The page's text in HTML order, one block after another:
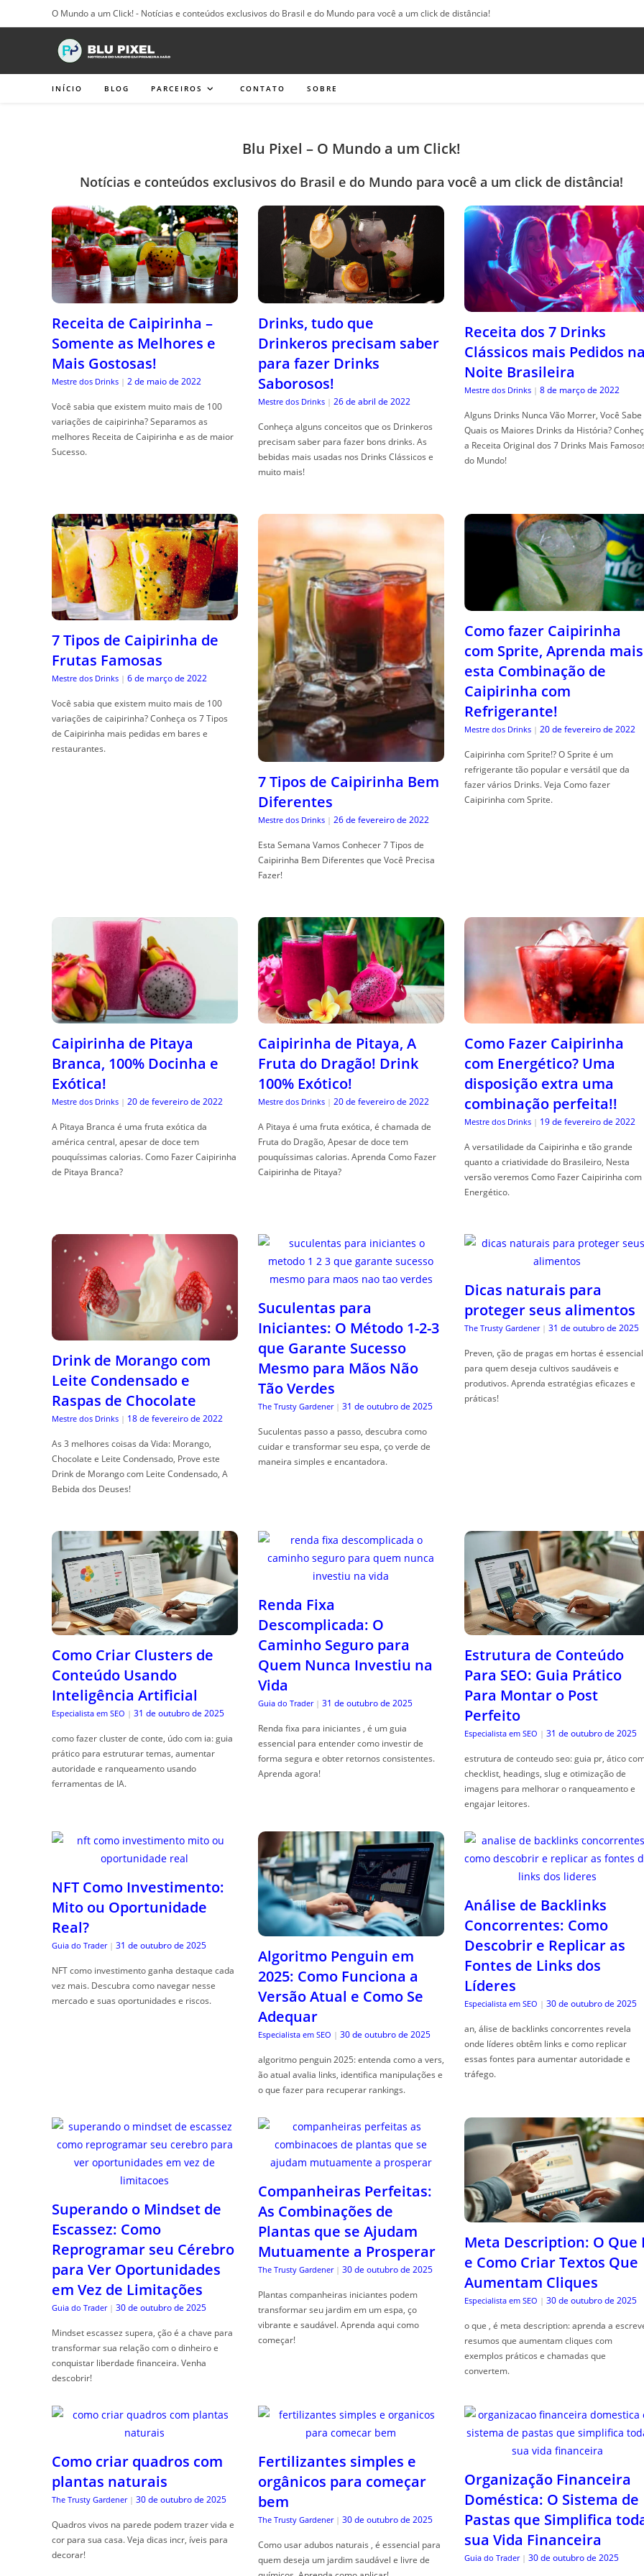
para
O Mundo a um Click! - Notícias e conteúdos exclusivos do Brasil e do Mundo para você a um click de distância!
INÍCIO BLOG PARCEIROS CONTATO SOBRE
Blu Pixel – O Mundo a um Click!
Notícias e conteúdos exclusivos do Brasil e do Mundo para você a um click de distância!
Receita de Caipirinha –
Somente as Melhores e
Mais Gostosas!
Mestre dos Drinks | 2 de maio de 2022
Você sabia que existem muito mais de 100
variações de caipirinha? Separamos as
melhores Receita de Caipirinha e as de maior
Sucesso.
Drinks, tudo que
Drinkeros precisam saber
para fazer Drinks
Saborosos!
Mestre dos Drinks | 26 de abril de 2022
Conheça alguns conceitos que os Drinkeros
precisam saber para fazer bons drinks. As
bebidas mais usadas nos Drinks Clássicos e
muito mais!
Receita dos 7 Drinks
Clássicos mais Pedidos
Noite Brasileira
Mestre dos Drinks | 8 de março de 2022
Alguns Drinks Nunca Vão Morrer, Você Sabe
Quais os Maiores Drinks da História?
a Receita Original dos 7 Drinks Mais
do Mundo!
7 Tipos de Caipirinha de
Frutas Famosas
Mestre dos Drinks | 6 de março de 2022
Você sabia que existem muito mais de 100
variações de caipirinha? Conheça os 7 Tipos
de Caipirinha mais pedidas em bares e
restaurantes.
7 Tipos de Caipirinha Bem
Diferentes
Mestre dos Drinks | 26 de fevereiro de 2022
Esta Semana Vamos Conhecer 7 Tipos de
Caipirinha Bem Diferentes que Você Precisa
Fazer!
Como fazer Caipirinha
com Sprite, Aprenda mais
esta Combinação de
Caipirinha com
Refrigerante!
Mestre dos Drinks | 20 de fevereiro de 2022
Caipirinha com Sprite!? O Sprite é um
refrigerante tão popular e versátil que da
fazer vários Drinks. Veja Como fazer
Caipirinha com Sprite.
Caipirinha de Pitaya
Branca, 100% Docinha e
Exótica!
Mestre dos Drinks | 20 de fevereiro de 2022
A Pitaya Branca é uma fruta exótica da
américa central, apesar de doce tem
pouquíssimas calorias. Como Fazer Caipirinha
de Pitaya Branca?
Caipirinha de Pitaya, A
Fruta do Dragão! Drink
100% Exótico!
Mestre dos Drinks | 20 de fevereiro de 2022
A Pitaya é uma fruta exótica, é chamada de
Fruta do Dragão, Apesar de doce tem
pouquíssimas calorias. Aprenda Como Fazer
Caipirinha de Pitaya?
Como Fazer Caipirinha
com Energético? Uma
disposição extra uma
combinação perfeita!!
Mestre dos Drinks | 19 de fevereiro de 2022
A versatilidade da Caipirinha e tão grande
quanto a criatividade do Brasileiro, Nesta
versão veremos Como Fazer Caipirinha com
Energético.
Drink de Morango com
Leite Condensado e
Raspas de Chocolate
Mestre dos Drinks | 18 de fevereiro de 2022
As 3 melhores coisas da Vida: Morango,
Chocolate e Leite Condensado, Prove este
Drink de Morango com Leite Condensado, A
Bebida dos Deuses!
Suculentas para
Iniciantes: O Método 1-2-3
que Garante Sucesso
Mesmo para Mãos Não
Tão Verdes
The Trusty Gardener | 31 de outubro de 2025
Suculentas passo a passo, descubra como
cuidar e transformar seu espa, ço verde de
maneira simples e encantadora.
Dicas naturais para
proteger seus alimentos
The Trusty Gardener | 31 de outubro de 2025
Preven, ção de pragas em hortas é essencial
para quem deseja cultivos saudáveis e
produtivos. Aprenda estratégias eficazes e
práticas!
Como Criar Clusters de
Conteúdo Usando
Inteligência Artificial
Especialista em SEO | 31 de outubro de 2025
como fazer cluster de conte, údo com ia: guia
prático para estruturar temas, aumentar
autoridade e ranqueamento usando
ferramentas de IA.
Renda Fixa
Descomplicada: O
Caminho Seguro para
Quem Nunca Investiu na
Vida
Guia do Trader | 31 de outubro de 2025
Renda fixa para iniciantes , é um guia
essencial para entender como investir de
forma segura e obter retornos consistentes.
Aprenda agora!
Estrutura de Conteúdo
Para SEO: Guia Prático
Para Montar o Post
Perfeito
Especialista em SEO | 31 de outubro de 2025
estrutura de conteudo seo: guia pr, ático
checklist, headings, slug e otimização de
imagens para melhorar o ranqueamento e
engajar leitores.
NFT Como Investimento:
Mito ou Oportunidade
Real?
Guia do Trader | 31 de outubro de 2025
NFT como investimento ganha destaque cada
vez mais. Descubra como navegar nesse
mercado e suas oportunidades e riscos.
Algoritmo Penguin em
2025: Como Funciona a
Versão Atual e Como Se
Adequar
Especialista em SEO | 30 de outubro de 2025
algoritmo penguin 2025: entenda como a vers,
ão atual avalia links, identifica manipulações e
o que fazer para recuperar rankings.
Análise de Backlinks
Concorrentes: Como
Descobrir e Replicar as
Fontes de Links dos
Líderes
Especialista em SEO | 30 de outubro de 2025
an, álise de backlinks concorrentes revela
onde líderes obtêm links e como replicar
essas fontes para aumentar autoridade e
tráfego.
Superando o Mindset de
Escassez: Como
Reprogramar seu Cérebro
para Ver Oportunidades
em Vez de Limitações
Guia do Trader | 30 de outubro de 2025
Mindset escassez supera, ção é a chave para
transformar sua relação com o dinheiro e
conquistar liberdade financeira. Venha
descobrir!
Companheiras Perfeitas:
As Combinações de
Plantas que se Ajudam
Mutuamente a Prosperar
The Trusty Gardener | 30 de outubro de 2025
Plantas companheiras iniciantes podem
transformar seu jardim em um espa, ço
vibrante e saudável. Aprenda aqui como
começar!
Meta Description: O Que
e Como Criar Textos Que
Aumentam Cliques
Especialista em SEO | 30 de outubro de 2025
o que , é meta description: aprenda a
resumos que aumentam cliques com
exemplos práticos e chamadas que
convertem.
Como criar quadros com
plantas naturais
The Trusty Gardener | 30 de outubro de 2025
Quadros vivos na parede podem trazer vida e
cor para sua casa. Veja dicas incr, íveis para
decorar!
Fertilizantes simples e
orgânicos para começar
bem
The Trusty Gardener | 30 de outubro de 2025
Como usar adubos naturais , é essencial para
quem deseja um jardim saudável e livre de
Organização Financeira
Doméstica: O Sistema de
Pastas que Simplifica
sua Vida Financeira
Guia do Trader | 30 de outubro de 2025